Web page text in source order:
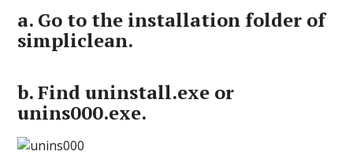
a. Go to the installation folder of
simpliclean.
b.Find uninstall.exe or
unins000.exe.